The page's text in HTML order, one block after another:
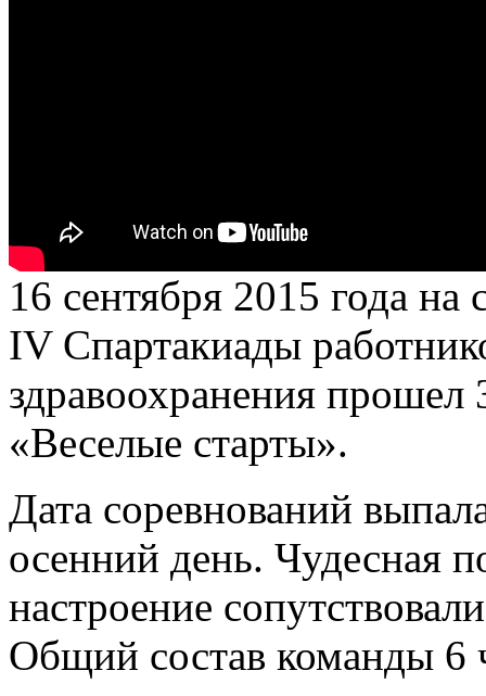
16 сентября 2015 года
IV Спартакиады
здравоохранения прошел
«Веселые старты».
Дата соревнований
осенний день. Чудесная
настроение
Общий состав команды 6